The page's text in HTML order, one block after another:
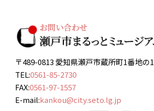
〒489-0813 愛知県瀬戸市蔵所町1番地の1
TEL:0561-85-2730
FAX:0561-97-1557
E-mail:kankou@city.seto.lg.jp